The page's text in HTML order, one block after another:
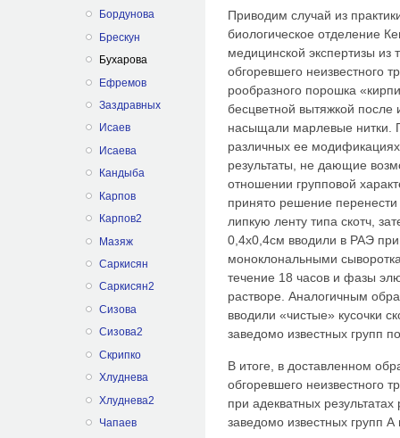
Бордунова
Брескун
Бухарова
Ефремов
Заздравных
Исаев
Исаева
Кандыба
Карпов
Карпов2
Мазяж
Саркисян
Саркисян2
Сизова
Сизова2
Скрипко
Хлуднева
Хлуднева2
Чапаев
Приводим случай из
биологическое отделение
медицинской экспертизы из
обгоревшего неизвестного
рообразного порошка
бесцветной вытяжкой после
насыщали марлевые нитки.
различных ее
результаты, не дающие
отношении групповой
принято решение
липкую ленту типа скотч,
0,4x0,4см вводили в РАЭ
моноклональными
течение 18 часов и фазы
растворе. Аналогичным
вводили «чистые» кусочки
заведомо известных групп
В итоге, в доставленном
обгоревшего неизвестного
при адекватных
заведомо известных групп А